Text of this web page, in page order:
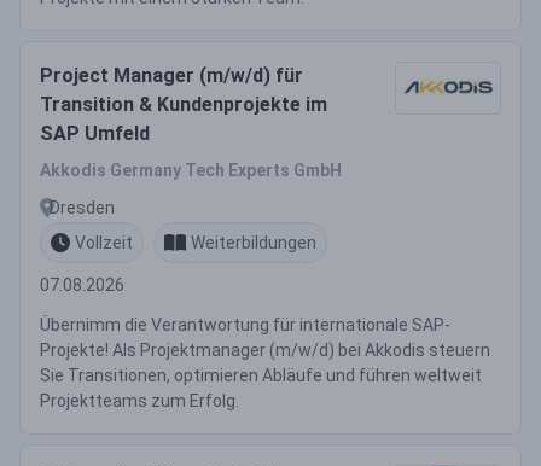
Project Manager (m/w/d) für
Transition & Kundenprojekte im
SAP Umfeld
Akkodis Germany Tech Experts GmbH
Dresden
Vollzeit
Weiterbildungen
07.08.2026
Übernimm die Verantwortung für internationale SAP-
Projekte! Als Projektmanager (m/w/d) bei Akkodis steuern
Sie Transitionen, optimieren Abläufe und führen weltweit
Projektteams zum Erfolg.